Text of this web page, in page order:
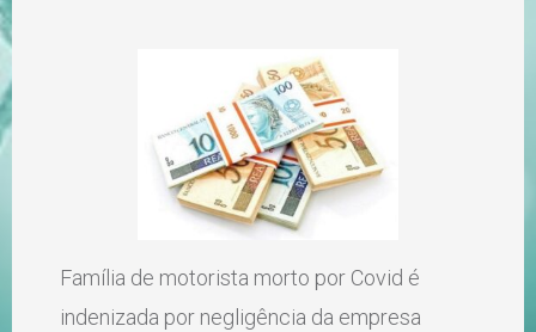
Família de motorista morto por Covid é
indenizada por negligência da empresa